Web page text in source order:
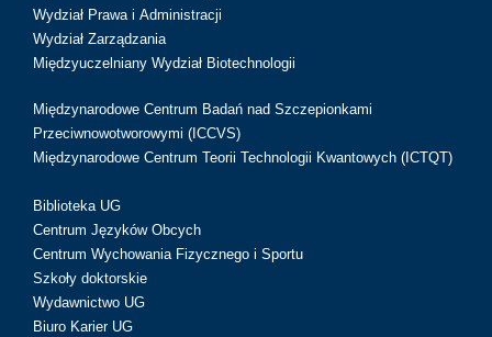
Wydział Prawa i Administracji
Wydział Zarządzania
Międzyuczelniany Wydział Biotechnologii
Międzynarodowe Centrum Badań nad Szczepionkami
Przeciwnowotworowymi (ICCVS)
Międzynarodowe Centrum Teorii Technologii Kwantowych (ICTQT)
Biblioteka UG
Centrum Języków Obcych
Centrum Wychowania Fizycznego i Sportu
Szkoły doktorskie
Wydawnictwo UG
Biuro Karier UG